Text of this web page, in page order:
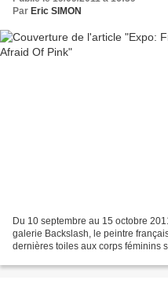
Par Eric SIMON
Du 10 septembre au 15 octobre
galerie Backslash, le peintre
dernières toiles aux corps féminins